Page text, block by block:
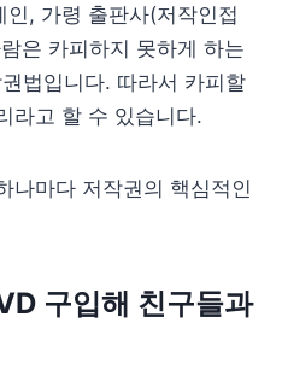
, 가령 출판사(저작인접
은 카피하지 못하게 하는
법입니다. 따라서 카피할
라고 할 수 있습니다.
나마다 저작권의 핵심적인
구입해 친구들과